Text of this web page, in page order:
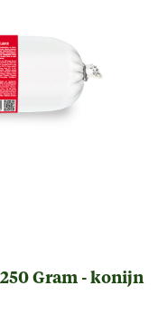
Gram - konijn